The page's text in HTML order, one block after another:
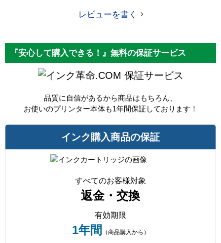
製品タイプ インクボトル
レビューを書く
『安心して購入できる！』無料の保証サービス
保証サービス
品質に自信があるから商品はもちろん、
お使いのプリンター本体も1年間保証しております！
インク購入商品の保証
すべてのお客様対象
返金・交換
有効期限
1年間 （商品購入から）